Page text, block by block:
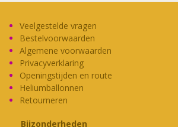
Veelgestelde vragen
Bestelvoorwaarden
Algemene voorwaarden
Privacyverklaring
Openingstijden en route
Heliumballonnen
Retourneren
Bijzonderheden